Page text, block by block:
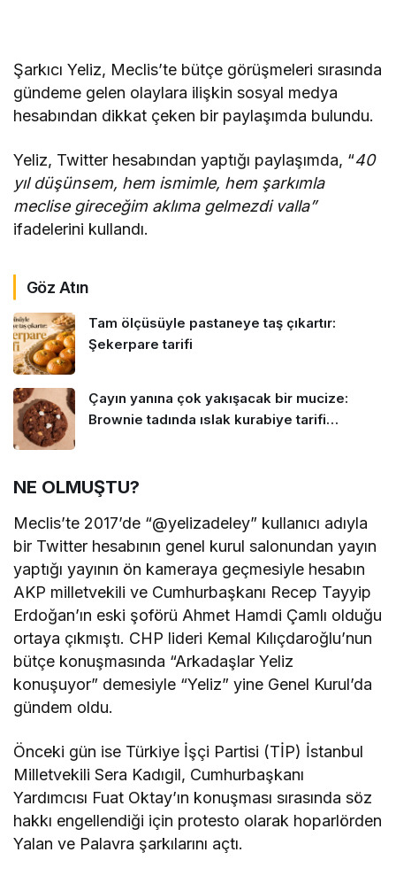
Şarkıcı Yeliz, Meclis’te bütçe görüşmeleri sırasında
gündeme gelen olaylara ilişkin sosyal medya
hesabından dikkat çeken bir paylaşımda bulundu.
Yeliz, Twitter hesabından yaptığı paylaşımda, “40
yıl düşünsem, hem ismimle, hem şarkımla
meclise gireceğim aklıma gelmezdi valla”
ifadelerini kullandı.
Göz Atın
Tam ölçüsüyle pastaneye taş çıkartır:
Şekerpare tarifi
Çayın yanına çok yakışacak bir mucize:
Brownie tadında ıslak kurabiye tarifi…
NE OLMUŞTU?
Meclis’te 2017’de “@yelizadeley” kullanıcı adıyla
bir Twitter hesabının genel kurul salonundan yayın
yaptığı yayının ön kameraya geçmesiyle hesabın
AKP milletvekili ve Cumhurbaşkanı Recep Tayyip
Erdoğan’ın eski şoförü Ahmet Hamdi Çamlı olduğu
ortaya çıkmıştı. CHP lideri Kemal Kılıçdaroğlu’nun
bütçe konuşmasında “Arkadaşlar Yeliz
konuşuyor” demesiyle “Yeliz” yine Genel Kurul’da
gündem oldu.
Önceki gün ise Türkiye İşçi Partisi (TİP) İstanbul
Milletvekili Sera Kadıgil, Cumhurbaşkanı
Yardımcısı Fuat Oktay’ın konuşması sırasında söz
hakkı engellendiği için protesto olarak hoparlörden
Yalan ve Palavra şarkılarını açtı.